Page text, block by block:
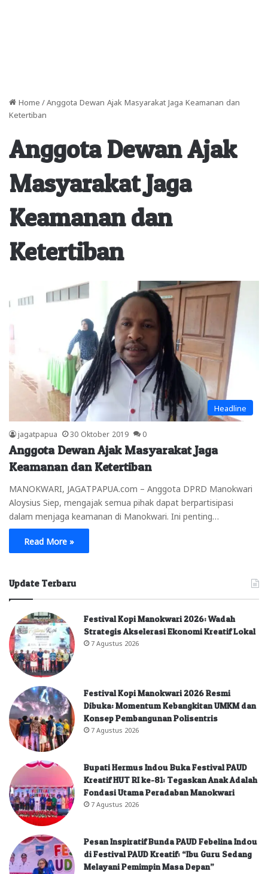
Home / Anggota Dewan Ajak Masyarakat Jaga Keamanan dan
Ketertiban
Anggota Dewan Ajak
Masyarakat Jaga
Keamanan dan
Ketertiban
Headline
jagatpapua 30 Oktober 2019 0
Anggota Dewan Ajak Masyarakat Jaga
Keamanan dan Ketertiban
MANOKWARI, JAGATPAPUA.com – Anggota DPRD Manokwari
Aloysius Siep, mengajak semua pihak dapat berpartisipasi
dalam menjaga keamanan di Manokwari. Ini penting…
Read More »
Update Terbaru
Festival Kopi Manokwari 2026: Wadah
Strategis Akselerasi Ekonomi Kreatif Lokal
7 Agustus 2026
Festival Kopi Manokwari 2026 Resmi
Dibuka: Momentum Kebangkitan UMKM dan
Konsep Pembangunan Polisentris
7 Agustus 2026
Bupati Hermus Indou Buka Festival PAUD
Kreatif HUT RI ke-81: Tegaskan Anak Adalah
Fondasi Utama Peradaban Manokwari
7 Agustus 2026
Pesan Inspiratif Bunda PAUD Febelina Indou
di Festival PAUD Kreatif: “Ibu Guru Sedang
Melayani Pemimpin Masa Depan”